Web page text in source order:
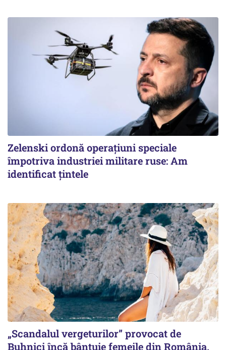
Zelenski ordonă operațiuni speciale
împotriva industriei militare ruse: Am
identificat țintele
„Scandalul vergeturilor” provocat de
Buhnici încă bântuie femeile din România.